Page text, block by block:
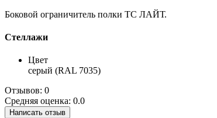
Боковой ограничитель полки ТС ЛАЙТ.
Стеллажи
Цвет
серый (RAL 7035)
Отзывов: 0
Средняя оценка: 0.0
Написать отзыв